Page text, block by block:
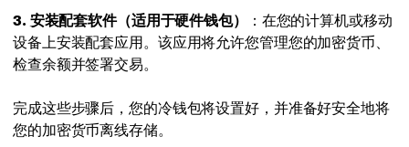
3. 安装配套软件（适用于硬件钱包）
：在您的计算机或移动
设备上安装配套应用。该应用将允许您管理您的加密货币、
检查余额并签署交易。
完成这些步骤后，您的冷钱包将设置好，并准备好安全地将
您的加密货币离线存储。